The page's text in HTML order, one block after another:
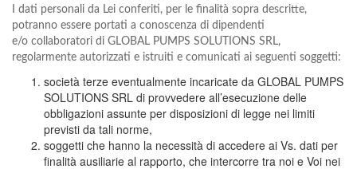
I dati personali da Lei conferiti, per le finalità sopra descritte,
potranno essere portati a conoscenza di dipendenti
e/o collaboratori di GLOBAL PUMPS SOLUTIONS SRL,
regolarmente autorizzati e istruiti e comunicati ai seguenti soggetti:
società terze eventualmente incaricate da GLOBAL PUMPS
SOLUTIONS SRL di provvedere all’esecuzione delle
obbligazioni assunte per disposizioni di legge nei limiti
previsti da tali norme,
soggetti che hanno la necessità di accedere ai Vs. dati per
finalità ausiliarie al rapporto, che intercorre tra noi e Voi nei